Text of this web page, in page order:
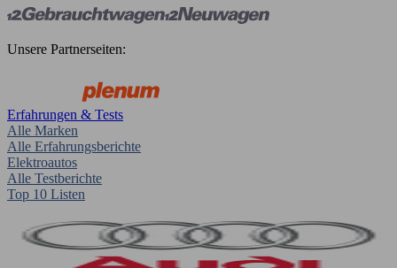
Unsere Partnerseiten:
Erfahrungen & Tests
Alle Marken
Alle Erfahrungsberichte
Elektroautos
Alle Testberichte
Top 10 Listen